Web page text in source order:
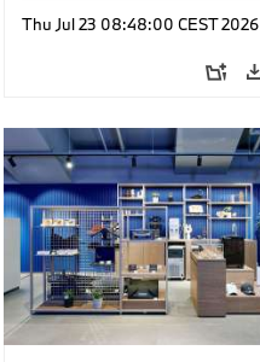
Thu Jul 23 08:48:00 CEST 2026